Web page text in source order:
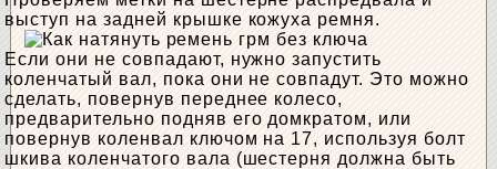
выступ на задней крышке кожуха ремня.
Если они не совпадают, нужно запустить
коленчатый вал, пока они не совпадут. Это можно
сделать, повернув переднее колесо,
предварительно подняв его домкратом, или
повернув коленвал ключом на 17, используя болт
шкива коленчатого вала (шестерня должна быть